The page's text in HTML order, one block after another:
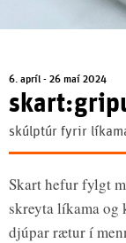
6. apríl - 26 maí 2024
skúlptúr fyrir
Skart hefur fylgt
skreyta líkama
djúpar rætur í